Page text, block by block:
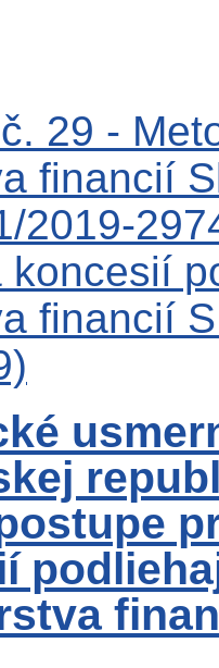
29 -
financií
2019-
financií